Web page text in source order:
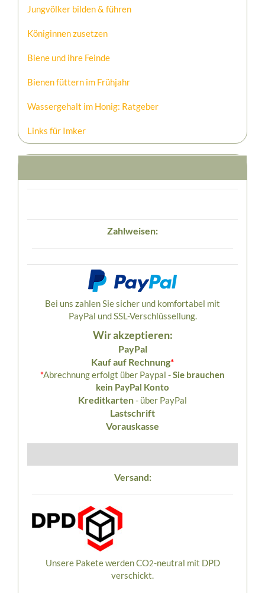
Jungvölker bilden & führen
Königinnen zusetzen
Biene und ihre Feinde
Bienen füttern im Frühjahr
Wassergehalt im Honig: Ratgeber
Links für Imker
Zahlweisen:
Bei uns zahlen Sie sicher und komfortabel mit
PayPal und SSL-Verschlüssellung.
Wir akzeptieren:
PayPal
Kauf auf Rechnung*
*Abrechnung erfolgt über Paypal -Sie brauchen
kein PayPal Konto
Kreditkarten- über PayPal
Lastschrift
Vorauskasse
Versand:
Unsere Pakete werden CO2-neutral mit DPD
verschickt.